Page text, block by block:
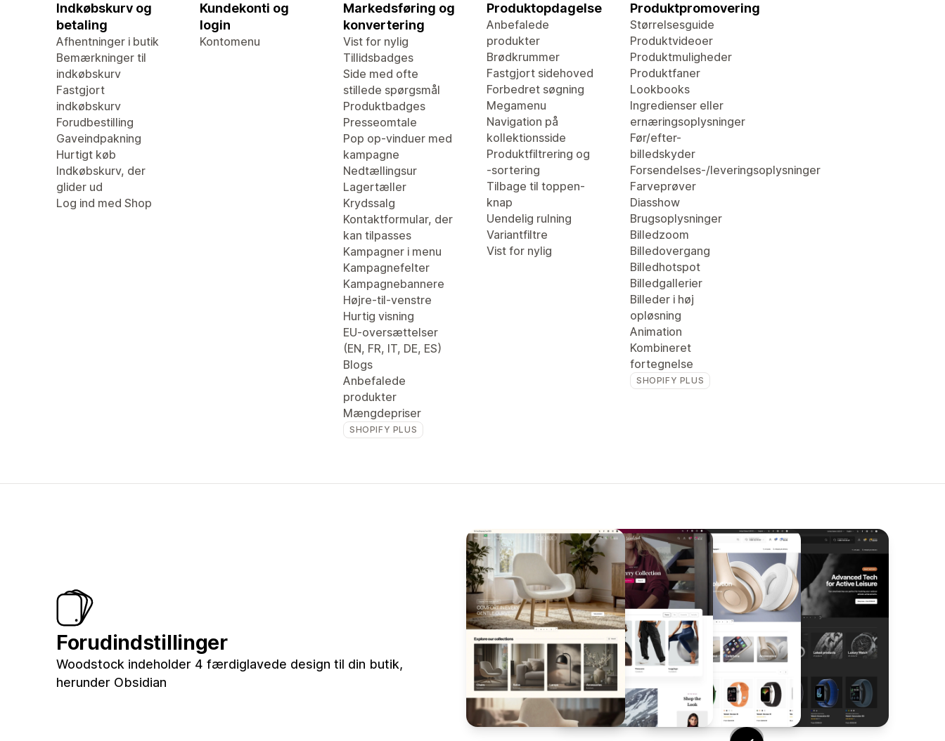
Indkøbskurv og
betaling
Afhentninger i butik
Bemærkninger til
indkøbskurv
Fastgjort
indkøbskurv
Forudbestilling
Gaveindpakning
Hurtigt køb
Indkøbskurv, der
glider ud
Log ind med Shop
Kundekonti og
login
Kontomenu
Markedsføring og
konvertering
Vist for nylig
Tillidsbadges
Side med ofte
stillede spørgsmål
Produktbadges
Presseomtale
Pop op-vinduer med
kampagne
Nedtællingsur
Lagertæller
Krydssalg
Kontaktformular, der
kan tilpasses
Kampagner i menu
Kampagnefelter
Kampagnebannere
Højre-til-venstre
Hurtig visning
EU-oversættelser
(EN, FR, IT, DE, ES)
Blogs
Anbefalede
produkter
Mængdepriser
SHOPIFY PLUS
Produktopdagelse
Anbefalede
produkter
Brødkrummer
Fastgjort sidehoved
Forbedret søgning
Megamenu
Navigation på
kollektionsside
Produktfiltrering og
-sortering
Tilbage til toppen-
knap
Uendelig rulning
Variantfiltre
Vist for nylig
Produktpromovering
Størrelsesguide
Produktvideoer
Produktmuligheder
Produktfaner
Lookbooks
Ingredienser eller
ernæringsoplysninger
Før/efter-
billedskyder
Forsendelses-/leveringsoplysninger
Farveprøver
Diasshow
Brugsoplysninger
Billedzoom
Billedovergang
Billedhotspot
Billedgallerier
Billeder i høj
opløsning
Animation
Kombineret
fortegnelse
SHOPIFY PLUS
Forudindstillinger
Woodstock indeholder 4 færdiglavede design til din butik,
herunder Obsidian